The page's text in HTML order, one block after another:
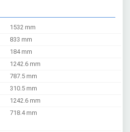
1532 mm
833 mm
184 mm
1242.6 mm
787.5 mm
310.5 mm
1242.6 mm
718.4 mm